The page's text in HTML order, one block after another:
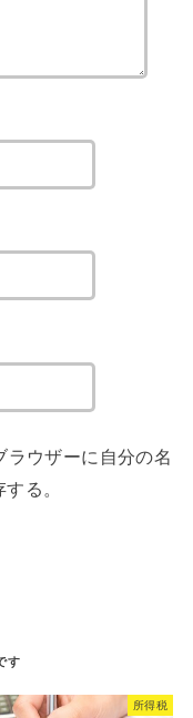
ラウザーに自分の名
る。
所得税